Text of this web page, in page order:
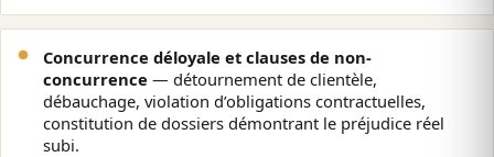
Concurrence déloyale et clauses de non-
concurrence — détournement de clientèle,
débauchage, violation d’obligations contractuelles,
constitution de dossiers démontrant le préjudice réel
subi.